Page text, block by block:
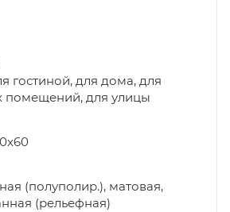
гостиной, для дома, для
помещений, для улицы
(полуполир.), матовая,
(рельефная)